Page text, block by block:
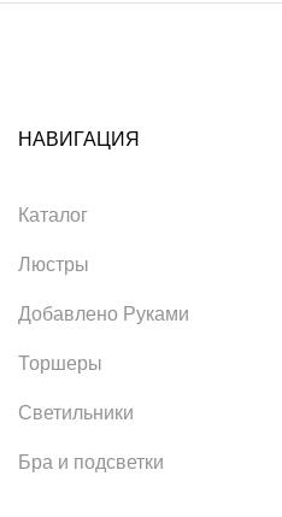
НАВИГАЦИЯ
Каталог
Люстры
Добавлено Руками
Торшеры
Светильники
Бра и подсветки